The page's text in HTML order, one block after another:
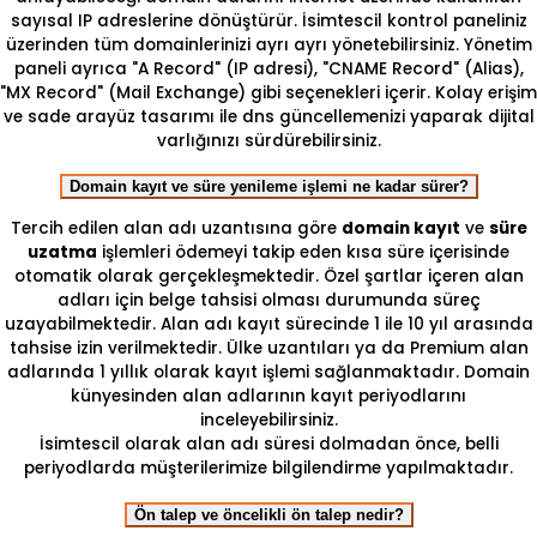
sayısal IP adreslerine dönüştürür. İsimtescil kontrol paneliniz
üzerinden tüm domainlerinizi ayrı ayrı yönetebilirsiniz. Yönetim
paneli ayrıca "A Record" (IP adresi), "CNAME Record" (Alias),
"MX Record" (Mail Exchange) gibi seçenekleri içerir. Kolay erişim
ve sade arayüz tasarımı ile dns güncellemenizi yaparak dijital
varlığınızı sürdürebilirsiniz.
Domain kayıt ve süre yenileme işlemi ne kadar sürer?
Tercih edilen alan adı uzantısına göre domain kayıt ve süre
uzatma işlemleri ödemeyi takip eden kısa süre içerisinde
otomatik olarak gerçekleşmektedir. Özel şartlar içeren alan
adları için belge tahsisi olması durumunda süreç
uzayabilmektedir. Alan adı kayıt sürecinde 1 ile 10 yıl arasında
tahsise izin verilmektedir. Ülke uzantıları ya da Premium alan
adlarında 1 yıllık olarak kayıt işlemi sağlanmaktadır. Domain
künyesinden alan adlarının kayıt periyodlarını
inceleyebilirsiniz.
İsimtescil olarak alan adı süresi dolmadan önce, belli
periyodlarda müşterilerimize bilgilendirme yapılmaktadır.
Ön talep ve öncelikli ön talep nedir?